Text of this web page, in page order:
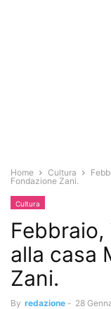
Home Cultura
Fondazione Zani.
Cultura
Febbraio,
alla casa
Zani.
By redazione - 28